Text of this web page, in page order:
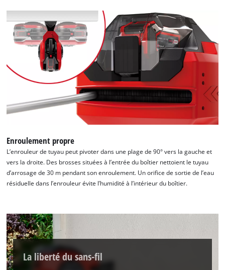
Nous avons besoin de votre accord pour
pouvoir charger Google Maps !
This content is not permitted to load due
visitor. The website owner needs to setup
the site with their CMP to add this content
to the list of technologies used.
Powered byUsercentrics Consent
Management Platform
Enroulement propre
L’enrouleur de tuyau peut pivoter dans une plage de 90° vers la gauche et
vers la droite. Des brosses situées à l’entrée du boîtier nettoient le tuyau
d’arrosage de 30 m pendant son enroulement. Un orifice de sortie de l’eau
résiduelle dans l’enrouleur évite l’humidité à l’intérieur du boîtier.
La liberté du sans-fil